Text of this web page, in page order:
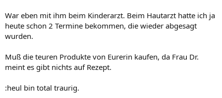
War eben mit ihm beim Kinderarzt. Beim Hautarzt hatte ich ja
heute schon 2 Termine bekommen, die wieder abgesagt
wurden.
Muß die teuren Produkte von Eurerin kaufen, da Frau Dr.
meint es gibt nichts auf Rezept.
:heul bin total traurig.